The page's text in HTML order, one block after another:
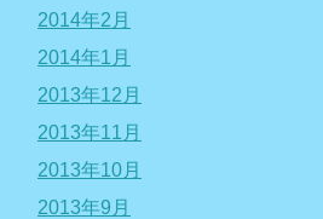
2014年2月
2014年1月
2013年12月
2013年11月
2013年10月
2013年9月